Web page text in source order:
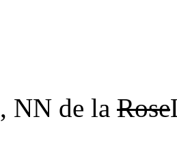
NN de la Rose